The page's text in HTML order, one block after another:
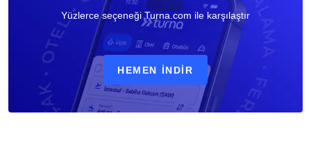
Yüzlerce seçeneği Turna.com ile karşılaştır
HEMEN İNDIR